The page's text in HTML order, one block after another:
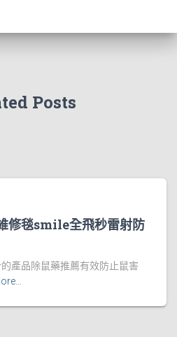
Posts
修毯smile全飛秒雷射防
產品除鼠藥推薦有效防止鼠害